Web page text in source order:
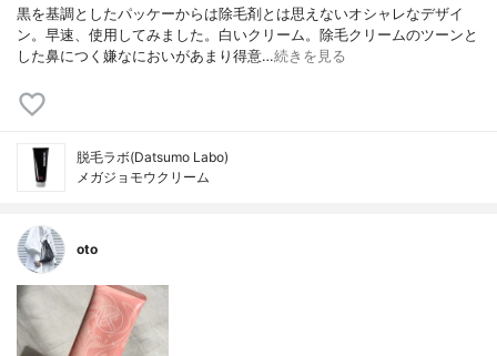
黒を基調としたパッケーからは除毛剤とは思えないオシャレなデザイ
ン。早速、使用してみました。白いクリーム。除毛クリームのツーンと
した鼻につく嫌なにおいがあまり得意…続きを見る
脱毛ラボ(Datsumo Labo)
メガジョモウクリーム
oto